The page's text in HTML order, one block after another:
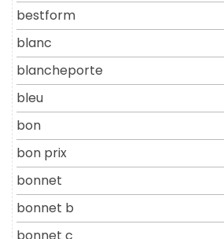
bestform
blanc
blancheporte
bleu
bon
bon prix
bonnet
bonnet b